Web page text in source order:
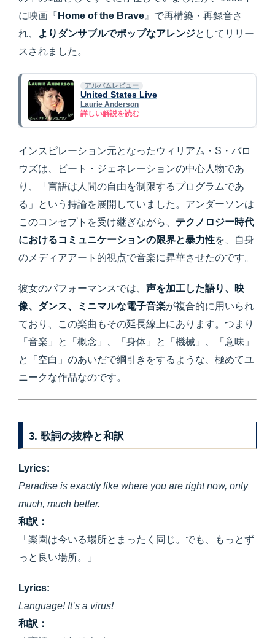
に映画『 Home of the Brave 』で再構築・再録音さ
れ、
よりダンサブルでポップなアレンジとしてリリー
スされました。
アルバムレビュー
United States Live
Laurie Anderson
詳しい解説を読む
インスピレーション元となったウィリアム・S・バロ
ウズは、ビート・ジェネレーションの中心人物であ
り、「言語は人間の自由を制限するプログラムであ
る」という持論を展開していました。アンダーソンは
このコンセプトを受け継ぎながら、 テクノロジー時代
におけるコミュニケーションの限界と暴力性を、自身
のメディアアート的視点で音楽に昇華させたのです。
彼女のパフォーマンスでは、 声を加工した語り、映
像、ダンス、ミニマルな電子音楽が複合的に用いられ
ており、この楽曲もその延長線上にあります。つまり
「音楽」と「概念」、「身体」と「機械」、「意味」
と「空白」のあいだで綱引きをするような、極めてユ
ニークな作品なのです。
3. 歌詞の抜粋と和訳
Lyrics:
Paradise is exactly like where you are right now, only
much, much better.
和訳：
「楽園は今いる場所とまったく同じ。でも、もっとず
っと良い場所。」
Lyrics:
Language! It’s a virus!
和訳：